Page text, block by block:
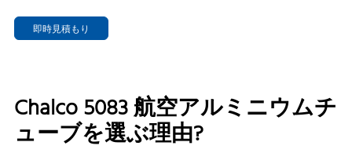
即時見積もり
Chalco 5083 航空アルミニウムチ
ューブを選ぶ理由?